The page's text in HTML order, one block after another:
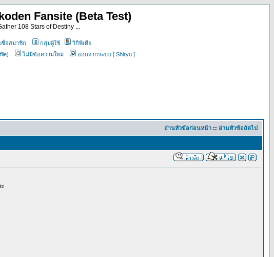
Fansite (Beta Test)
108 Stars of Destiny ...
ชื่อสมาชิก กลุ่มผู้ใช้
วิกิพีเดีย
ไม่มีข้อความใหม่ ออกจากระบบ [ Shiryu ]
อ่านหัวข้อก่อนหน้า :: อ่านหัวข้อถัดไป